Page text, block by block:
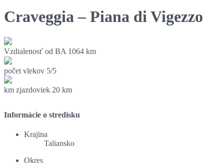
Craveggia – Piana di Vigezzo
Vzdialenosť od BA 1064 km
počet vlekov 5/5
km zjazdoviek 20 km
Informácie o stredisku
Krajina
Taliansko
Okres